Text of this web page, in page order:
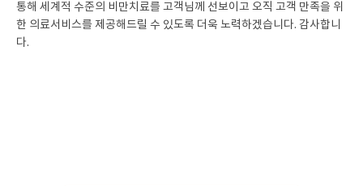
통해 세계적 수준의 비만치료를 고객님께 선보이고 오직 고객 만족을 위
한 의료서비스를 제공해드릴 수 있도록 더욱 노력하겠습니다. 감사합니
다.